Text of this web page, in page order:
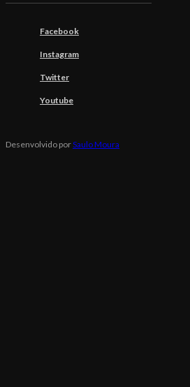
Facebook
Instagram
Twitter
Youtube
Desenvolvido porSaulo Moura